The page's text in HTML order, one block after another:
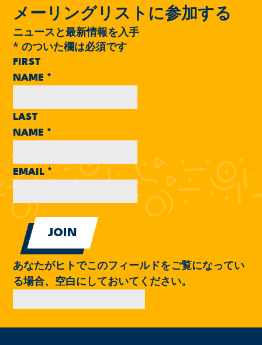
メーリングリストに参加する
ニュースと最新情報を入手
* のついた欄は必須です
FIRST
NAME *
LAST
NAME *
EMAIL *
あなたがヒトでこのフィールドをご覧になってい
る場合、空白にしておいてください。